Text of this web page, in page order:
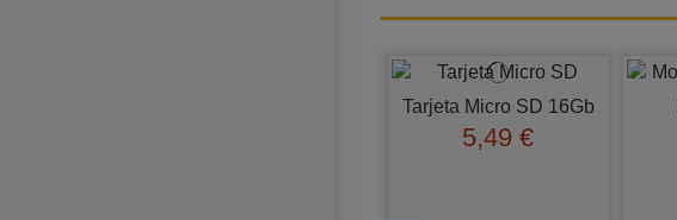
Tarjeta Micro SD​ 16Gb
5,49 €